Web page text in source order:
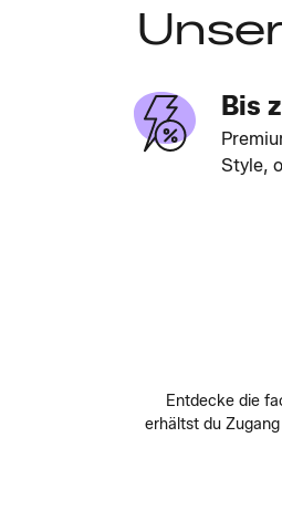
Bis
Style,
Entdecke die
erhältst du